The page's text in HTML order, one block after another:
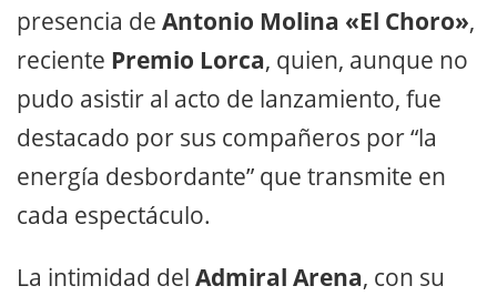
presencia de Antonio Molina «El Choro»,
reciente Premio Lorca, quien, aunque no
pudo asistir al acto de lanzamiento, fue
destacado por sus compañeros por “la
energía desbordante” que transmite en
cada espectáculo.
La intimidad del Admiral Arena, con su